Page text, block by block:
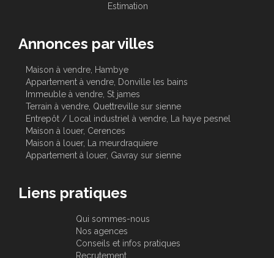
Estimation
Annonces par villes
Maison à vendre, Hambye
Appartement à vendre, Donville les bains
Immeuble à vendre, St james
Terrain à vendre, Quettreville sur sienne
Entrepôt / Local industriel à vendre, La haye pesnel
Maison à louer, Cerences
Maison à louer, La meurdraquiere
Appartement à louer, Gavray sur sienne
Liens pratiques
Qui sommes-nous
Nos agences
Conseils et infos pratiques
Recrutement